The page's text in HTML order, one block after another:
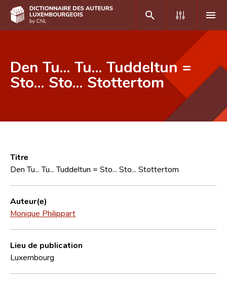
DE
Foire aux questions
CNL
Équipe scientifique
Contact
Den Tu... Tu... Tuddeltun =
Sto... Sto... Stottertom
Titre
Den Tu... Tu... Tuddeltun = Sto... Sto... Stottertom
Auteur(e)
Monique Philippart
Lieu de publication
Luxembourg